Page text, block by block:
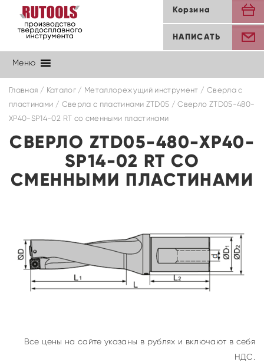
Корзина
НАПИСАТЬ
Меню
Главная / Каталог/ Металлорежущий инструмент / Сверла с
пластинами / Cверла с пластинами ZTD05 / Сверло ZTD05-480-
XP40-SP14-02 RT со сменными пластинами
СВЕРЛО ZTD05-480-XP40-
SP14-02 RT СО
СМЕННЫМИ ПЛАСТИНАМИ
Все цены на сайте указаны в рублях и включают в себя
НДС.